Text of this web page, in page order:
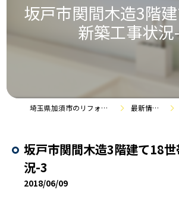
坂戸市関間木造3階
新築工事状況
埼玉県加須市のリフォームなら株式会社エアロック 最新情報・施工事例
坂戸市関間木造3階建て18
況-3
2018/06/09